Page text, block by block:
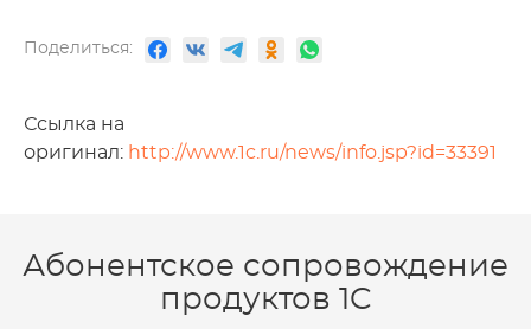
Поделиться:
Ссылка на
оригинал: http://www.1c.ru/news/info.jsp?id=33391
Абонентское сопровождение
продуктов 1C